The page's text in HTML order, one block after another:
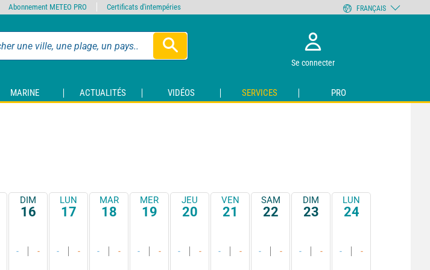
Se connecter
MARINE ACTUALITÉS VIDÉOS SERVICES PRO
DIM
16
- -
LUN
17
- -
MAR
18
- -
MER
19
- -
JEU
20
- -
VEN
21
- -
SAM
22
- -
DIM
23
- -
LUN
24
- -
Abonnement METEO PRO Certificats d'intempéries FRANÇAIS